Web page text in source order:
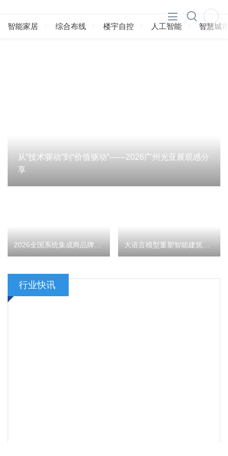
智能家居 综合布线 楼宇自控 人工智能 智慧城
从“技术驱动”到“价值驱动”——2026广州光亚展观感分
享
行业快讯